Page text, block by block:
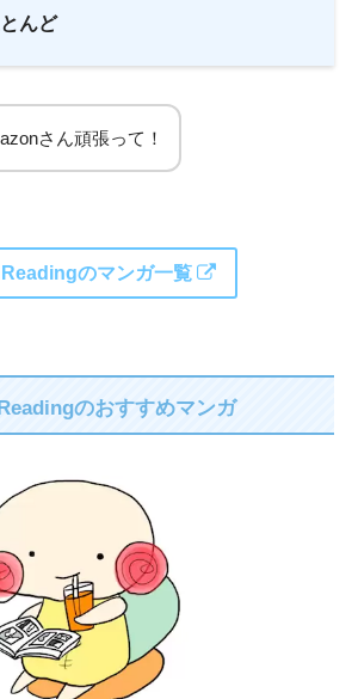
んど
さん頑張って！
のマンガ一覧
のおすすめマンガ